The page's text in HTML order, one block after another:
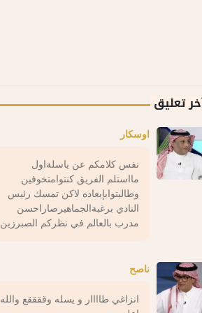
تعليق
اوسكار
نفس كلامكم عن ياسلةاول
مااستلم الفريق كنتوامتخوفين
وطالبتوابإبعاده لاكن تمسك رئيس
النادي برغبةالجماهيرصاراحسن
مدرب بالعالم في نظركم الصبرزين
ناصح
انزاغي طاااار و يسله وققققع والله